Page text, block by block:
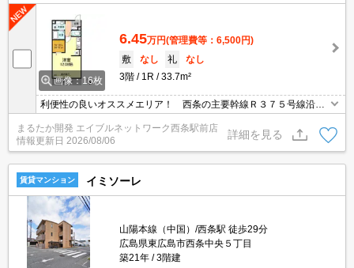
画像：16枚
6.45万円(管理費等：6,500円)
敷
なし 礼
なし
3階
1R 33.7m²
利便性の良いオススメエリア！ 西条の主要幹線Ｒ３７５号線沿
い！ 大型ショッピングセンターにも出やすく、その他沿線には、
コンビニ、飲食店、ドラッグストア、病院など一人暮らしに欠かせ
ない施設やお店あ多数点在する利便性の良いエリアです♪
まるたか開発 エイブルネットワーク西条駅前店
情報更新日 2026/08/06
詳細を見る
賃貸マンション イミソーレ
山陽本線（中国）/西条駅 徒歩29分
広島県東広島市西条中央５丁目
築21年
3階建